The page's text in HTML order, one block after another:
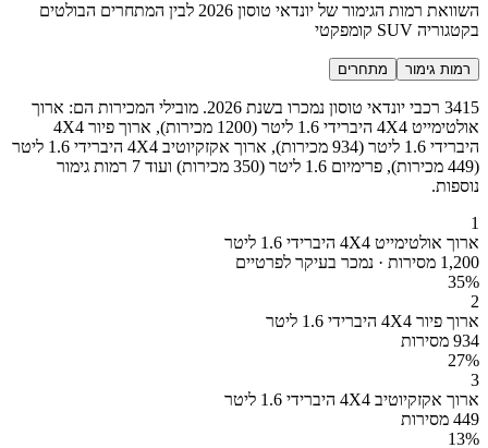
השוואת רמות הגימור של יונדאי טוסון 2026 לבין המתחרים הבולטים
בקטגוריה SUV קומפקטי
רמות גימור מתחרים
3415 רכבי יונדאי טוסון נמכרו בשנת 2026. מובילי המכירות הם: ארוך
אולטימייט 4X4 היברידי 1.6 ליטר (1200 מכירות), ארוך פיור 4X4
היברידי 1.6 ליטר (934 מכירות), ארוך אקזקיוטיב 4X4 היברידי 1.6 ליטר
(449 מכירות), פרימיום 1.6 ליטר (350 מכירות) ועוד 7 רמות גימור
נוספות.
1
ארוך אולטימייט 4X4 היברידי 1.6 ליטר
1,200 מסירות · נמכר בעיקר לפרטיים
35%
2
ארוך פיור 4X4 היברידי 1.6 ליטר
934 מסירות
27%
3
ארוך אקזקיוטיב 4X4 היברידי 1.6 ליטר
449 מסירות
13%